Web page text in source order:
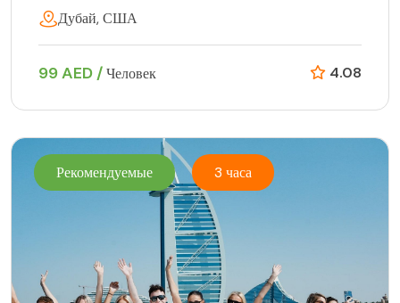
Дубай, США
99 AED /Человек 4.08
Рекомендуемые 3 часа